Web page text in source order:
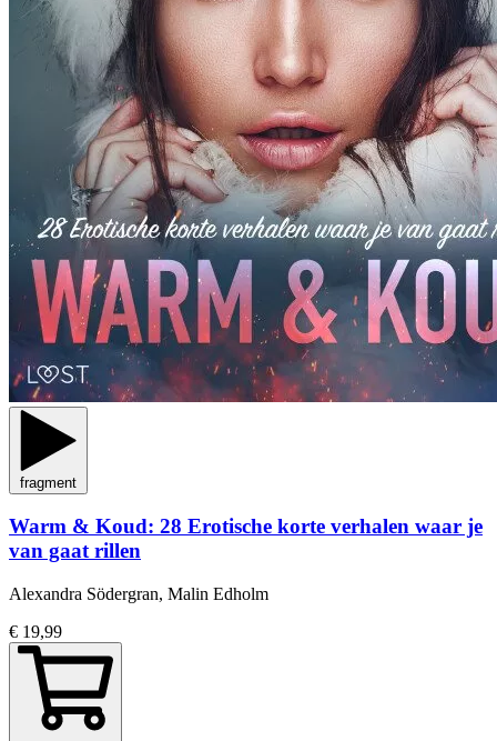
fragment
Warm & Koud: 28 Erotische korte verhalen waar je
van gaat rillen
Alexandra Södergran, Malin Edholm
€ 19,99